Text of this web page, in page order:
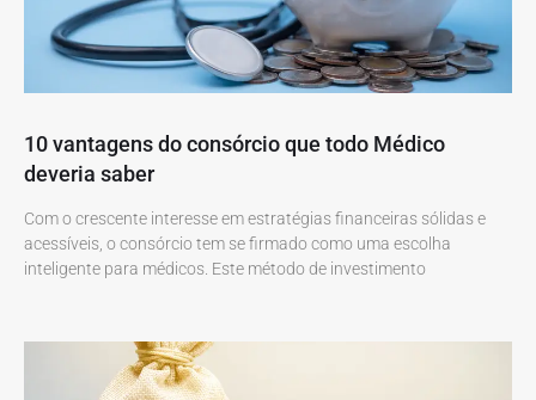
10 vantagens do consórcio que todo Médico
deveria saber
Com o crescente interesse em estratégias financeiras sólidas e
acessíveis, o consórcio tem se firmado como uma escolha
inteligente para médicos. Este método de investimento